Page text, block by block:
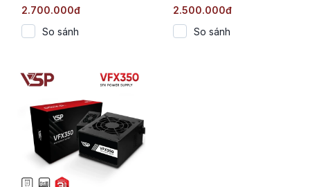
Cybenetics Platinum |
Fully Modular | ATX 3.1
& PCIe 5.1)
2.700.000đ
So sánh
Cybenetics Platinum |
Fully Modular | ATX 3.1
& PCIe 5.1)
2.500.000đ
So sánh